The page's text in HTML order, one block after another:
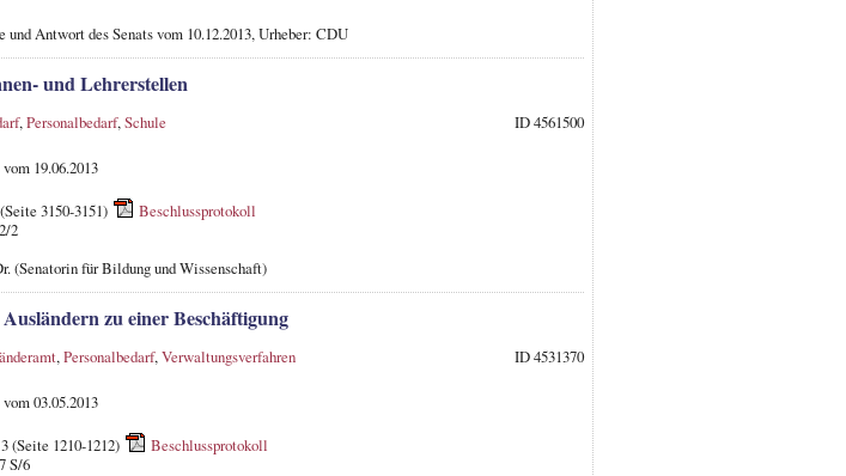
Antwort des Senats vom 10.12.2013, Urheber: CDU
und Lehrerstellen
,Personalbedarf,Schule ID 4561500
19.06.2013
3150-3151)
Beschlussprotokoll
2
(Senatorin für Bildung und Wissenschaft)
zu einer Beschäftigung
,Personalbedarf,Verwaltungsverfahren ID 4531370
03.05.2013
(Seite 1210-1212)
Beschlussprotokoll
S/6